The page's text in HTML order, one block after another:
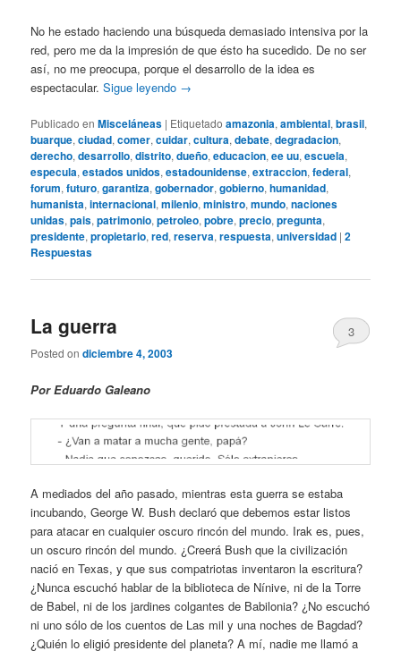
No he estado haciendo una búsqueda demasiado intensiva por la
red, pero me da la impresión de que ésto ha sucedido. De no ser
así, no me preocupa, porque el desarrollo de la idea es
espectacular.Sigue leyendo →
Publicado en Misceláneas | Etiquetado amazonia,ambiental,brasil,
buarque,ciudad,comer,cuidar,cultura,debate,degradacion,
derecho,desarrollo,distrito,dueño,educacion,ee uu,escuela,
especula,estados unidos,estadounidense,extraccion,federal,
forum,futuro,garantiza,gobernador,gobierno,humanidad,
humanista,internacional,milenio,ministro,mundo,naciones
unidas,pais,patrimonio,petroleo,pobre,precio,pregunta,
presidente,propietario,red,reserva,respuesta,universidad |2
Respuestas
La guerra
Posted ondiciembre 4, 2003
3
Por Eduardo Galeano
A mediados del año pasado, mientras esta guerra se estaba
incubando, George W. Bush declaró que debemos estar listos
para atacar en cualquier oscuro rincón del mundo. Irak es, pues,
un oscuro rincón del mundo. ¿Creerá Bush que la civilización
nació en Texas, y que sus compatriotas inventaron la escritura?
¿Nunca escuchó hablar de la biblioteca de Nínive, ni de la Torre
de Babel, ni de los jardines colgantes de Babilonia? ¿No escuchó
ni uno sólo de los cuentos de Las mil y una noches de Bagdad?
¿Quién lo eligió presidente del planeta? A mí, nadie me llamó a